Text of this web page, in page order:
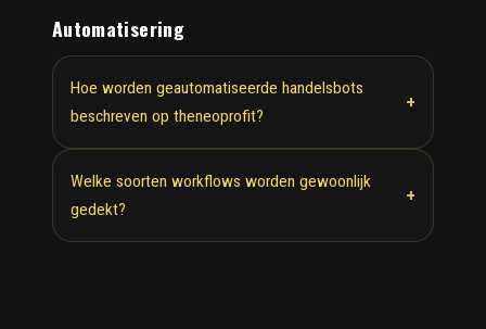
Automatisering
Hoe worden geautomatiseerde handelsbots
beschreven op theneoprofit?
+
Welke soorten workflows worden gewoonlijk
gedekt?
+